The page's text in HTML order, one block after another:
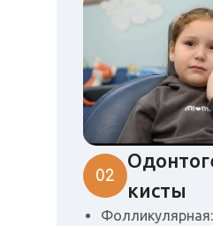
02
кисты